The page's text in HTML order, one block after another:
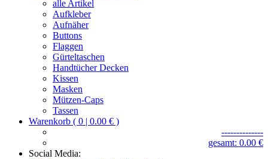
alle Artikel
Aufkleber
Aufnäher
Buttons
Flaggen
Gürteltaschen
Handtücher Decken
Kissen
Masken
Mützen-Caps
Tassen
Warenkorb ( 0 | 0.00 € )
--------------
gesamt: 0.00 €
Social Media: